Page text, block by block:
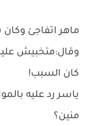
ماهر اتفاجئ
وقال:متخبيش
كان السبب!
ياسر رد عليه
منين؟